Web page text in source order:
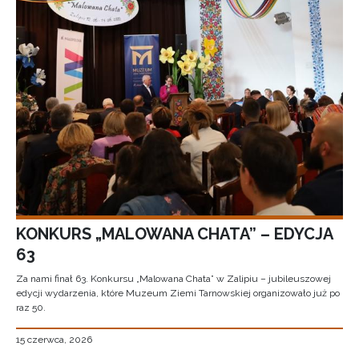
KONKURS „MALOWANA CHATA” – EDYCJA
63
Za nami finał 63. Konkursu „Malowana Chata” w Zalipiu – jubileuszowej
edycji wydarzenia, które Muzeum Ziemi Tarnowskiej organizowało już po
raz 50.
15 czerwca, 2026